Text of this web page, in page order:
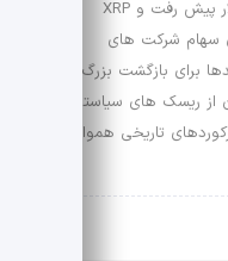
جهشی پرقدرت تا نزدیکی 95 هزار دلار پیش رفت و XRP
سهام شرکت های
برای بازگشت بزرگ
از ریسک های سیاستی
تاریخی هموار